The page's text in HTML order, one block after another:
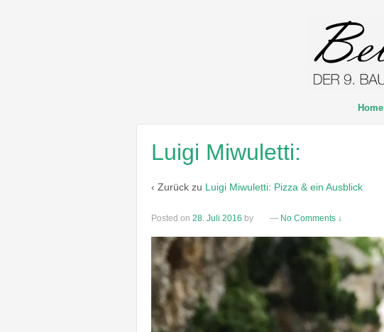
Home
Luigi Miwuletti:
‹ Zurück zu Luigi Miwuletti: Pizza & ein Ausblick
Posted on 28. Juli 2016 by — No Comments ↓